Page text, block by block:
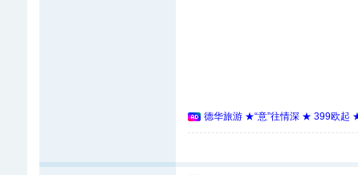
德华旅游 ★“意”往情深 ★ 399欧起